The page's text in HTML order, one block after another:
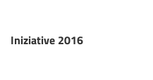
Iniziative 2016